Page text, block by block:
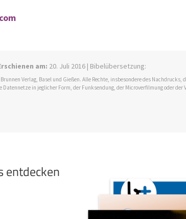
am: 20. Juli 2016 | Bibelübersetzung:
Verlag, Basel und Gießen. Alle Rechte, insbesondere des
in jeglicher Form, der Funksendung, der Microverfilmung oder
entdecken